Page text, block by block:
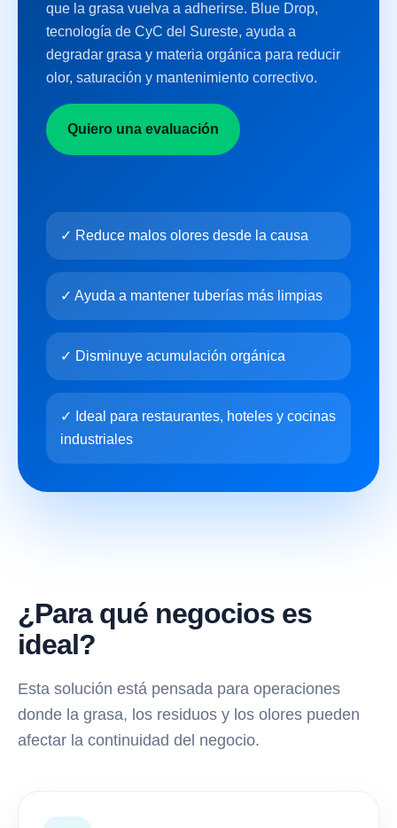
que la grasa vuelva a adherirse. Blue Drop,
tecnología de CyC del Sureste, ayuda a
degradar grasa y materia orgánica para reducir
olor, saturación y mantenimiento correctivo.
Quiero una evaluación
✓ Reduce malos olores desde la causa
✓ Ayuda a mantener tuberías más limpias
✓ Disminuye acumulación orgánica
✓ Ideal para restaurantes, hoteles y cocinas
industriales
¿Para qué negocios es
ideal?
Esta solución está pensada para operaciones
donde la grasa, los residuos y los olores pueden
afectar la continuidad del negocio.